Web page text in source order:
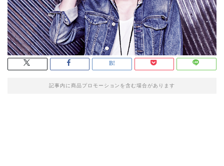
記事内に商品プロモーションを含む場合があります